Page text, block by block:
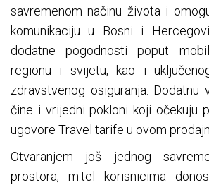
savremenom načinu života i
komunikaciju u Bosni i
dodatne pogodnosti poput
regionu i svijetu, kao i
zdravstvenog osiguranja. Dodatnu
čine i vrijedni pokloni koji očekuju
ugovore Travel tarife u ovom
Otvaranjem još jednog
prostora, m:tel korisnicima